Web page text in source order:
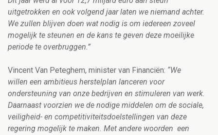
uitgetrokken en ook volgend jaar laten we niemand achter.
We zullen blijven doen wat nodig is om iedereen zoveel
mogelijk te steunen en de kans te geven deze moeilijke
periode te overbruggen.”
Vincent Van Peteghem, minister van Financiën: “We
willen een ambitieus herstelplan lanceren voor
ondersteuning van onze bedrijven en stimuleren van werk.
Daarnaast voorzien we de nodige middelen om de sociale,
veiligheid- en competitiviteitsdoelstellingen van deze
regering mogelijk te maken. Met andere woorden een